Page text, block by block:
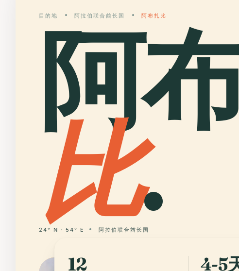
目的地 阿拉伯联合酋长国 阿布扎比
阿
比.
24° N · 54° E 阿拉伯联合酋长国
12 4-5